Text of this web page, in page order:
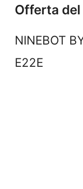
Offerta
NINEBOT
E22E